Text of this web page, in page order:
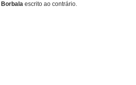
Borbala escrito ao contrário.